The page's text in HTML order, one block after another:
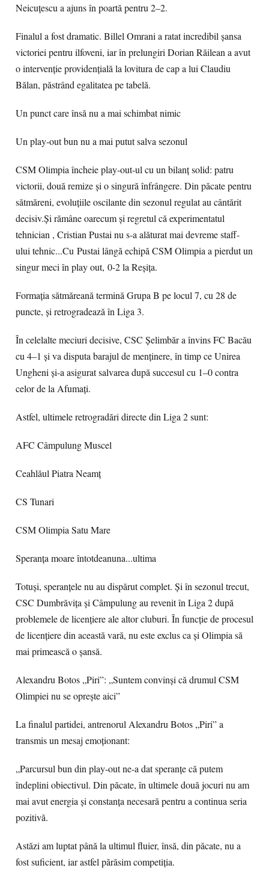
Neicuțescu a ajuns în poartă pentru 2–2.
Finalul a fost dramatic. Billel Omrani a ratat incredibil șansa
victoriei pentru ilfoveni, iar în prelungiri Dorian Răilean a avut
o intervenție providențială la lovitura de cap a lui Claudiu
Bălan, păstrând egalitatea pe tabelă.
Un punct care însă nu a mai schimbat nimic
Un play-out bun nu a mai putut salva sezonul
CSM Olimpia încheie play-out-ul cu un bilanț solid: patru
victorii, două remize și o singură înfrângere. Din păcate pentru
sătmăreni, evoluțiile oscilante din sezonul regulat au cântărit
decisiv.Și rămâne oarecum și regretul că experimentatul
tehnician , Cristian Pustai nu s-a alăturat mai devreme staff-
ului tehnic...Cu Pustai lângă echipă CSM Olimpia a pierdut un
singur meci în play out, 0-2 la Reșița.
Formația sătmăreană termină Grupa B pe locul 7, cu 28 de
puncte, și retrogradează în Liga 3.
În celelalte meciuri decisive, CSC Șelimbăr a învins FC Bacău
cu 4–1 și va disputa barajul de menținere, în timp ce Unirea
Ungheni și-a asigurat salvarea după succesul cu 1–0 contra
celor de la Afumați.
Astfel, ultimele retrogradări directe din Liga 2 sunt:
AFC Câmpulung Muscel
Ceahlăul Piatra Neamț
CS Tunari
CSM Olimpia Satu Mare
Speranța moare întotdeanuna...ultima
Totuși, speranțele nu au dispărut complet. Și în sezonul trecut,
CSC Dumbrăvița și Câmpulung au revenit în Liga 2 după
problemele de licențiere ale altor cluburi. În funcție de procesul
de licențiere din această vară, nu este exclus ca și Olimpia să
mai primească o șansă.
Alexandru Botos „Piri”: „Suntem convinși că drumul CSM
Olimpiei nu se oprește aici”
La finalul partidei, antrenorul Alexandru Botos „Piri” a
transmis un mesaj emoționant:
„Parcursul bun din play-out ne-a dat speranțe că putem
îndeplini obiectivul. Din păcate, în ultimele două jocuri nu am
mai avut energia și constanța necesară pentru a continua seria
pozitivă.
Astăzi am luptat până la ultimul fluier, însă, din păcate, nu a
fost suficient, iar astfel părăsim competiția.